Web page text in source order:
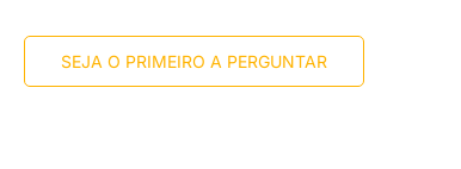
SEJA O PRIMEIRO A PERGUNTAR